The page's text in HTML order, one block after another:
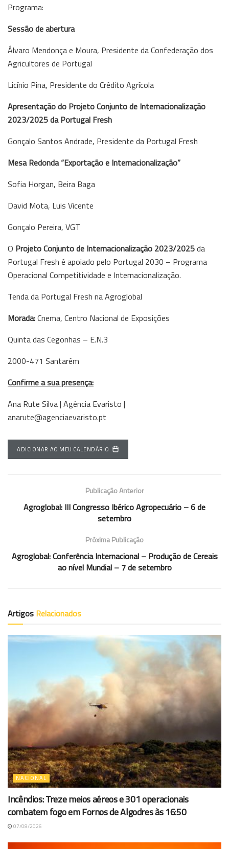
Programa:
Sessão de abertura
Álvaro Mendonça e Moura, Presidente da Confederação dos
Agricultores de Portugal
Licínio Pina, Presidente do Crédito Agrícola
Apresentação do Projeto Conjunto de Internacionalização
2023/2025 da Portugal Fresh
Gonçalo Santos Andrade, Presidente da Portugal Fresh
Mesa Redonda “Exportação e Internacionalização”
Sofia Horgan, Beira Baga
David Mota, Luis Vicente
Gonçalo Pereira, VGT
O Projeto Conjunto de Internacionalização 2023/2025da
Portugal Fresh é apoiado pelo Portugal 2030 – Programa
Operacional Competitividade e Internacionalização.
Tenda da Portugal Fresh na Agroglobal
Morada:Cnema, Centro Nacional de Exposições
Quinta das Cegonhas – E.N.3
2000-471 Santarém
Confirme a sua presença:
Ana Rute Silva | Agência Evaristo |
anarute@agenciaevaristo.pt
ADICIONAR AO MEU CALENDÁRIO
Publicação Anterior
Agroglobal: III Congresso Ibérico Agropecuário – 6 de
setembro
Próxima Publicação
Agroglobal: Conferência Internacional – Produção de Cereais
ao nível Mundial – 7 de setembro
Artigos Relacionados
NACIONAL
Incêndios: Treze meios aéreos e 301 operacionais
combatem fogo em Fornos de Algodres às 16:50
07/08/2026